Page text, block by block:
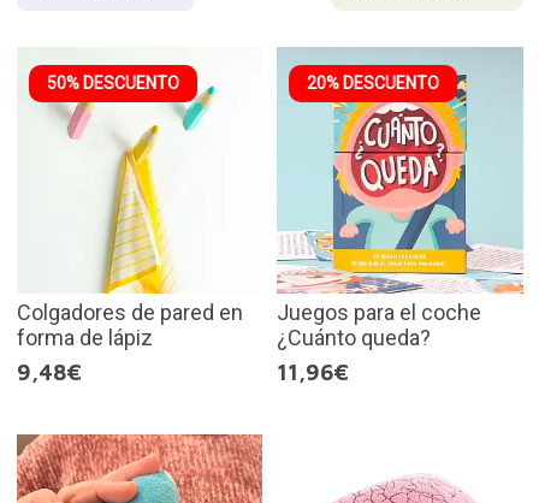
50% DESCUENTO
Colgadores de pared en
forma de lápiz
9,48€
20% DESCUENTO
Juegos para el coche
¿Cuánto queda?
11,96€